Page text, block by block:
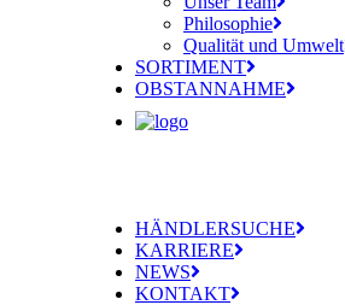
Philosophie
Qualität und Umwelt
SORTIMENT
OBSTANNAHME
HÄNDLERSUCHE
KARRIERE
NEWS
KONTAKT